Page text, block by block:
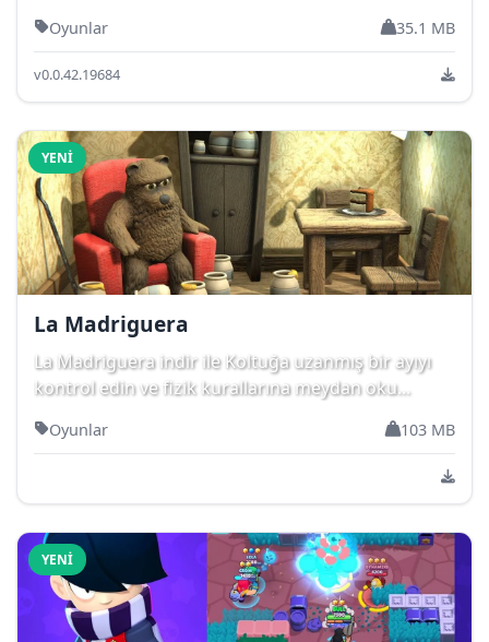
Oyunlar 35.1 MB
v0.0.42.19684
YENI
La Madriguera
La Madriguera indir ile Koltuğa uzanmış bir ayıyı
kontrol edin ve fizik kurallarına meydan oku...
Oyunlar 103 MB
YENI